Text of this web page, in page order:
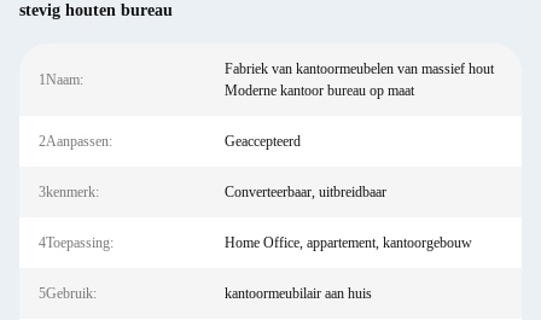
stevig houten bureau
1Naam:
Fabriek van kantoormeubelen van massief hout
Moderne kantoor bureau op maat
2Aanpassen: Geaccepteerd
3kenmerk: Converteerbaar, uitbreidbaar
4Toepassing: Home Office, appartement, kantoorgebouw
5Gebruik: kantoormeubilair aan huis